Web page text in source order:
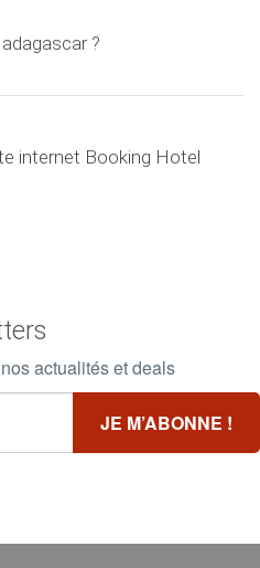
?
internet Booking Hotel
actualités et deals